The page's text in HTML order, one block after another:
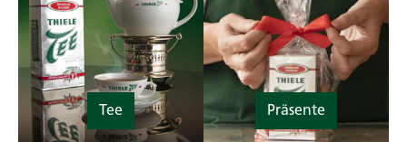
Tee Präsente